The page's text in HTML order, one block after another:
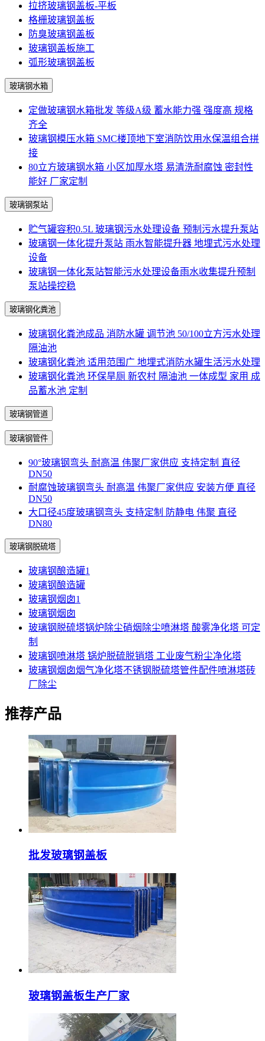
拉挤玻璃钢盖板-平板
格栅玻璃钢盖板
防臭玻璃钢盖板
玻璃钢盖板施工
弧形玻璃钢盖板
玻璃钢水箱
定做玻璃钢水箱批发 等级A级 蓄水能力强 强度高 规格
齐全
玻璃钢模压水箱 SMC楼顶地下室消防饮用水保温组合拼
接
80立方玻璃钢水箱 小区加厚水塔 易清洗耐腐蚀 密封性
能好 厂家定制
玻璃钢泵站
贮气罐容积0.5L 玻璃钢污水处理设备 预制污水提升泵站
玻璃钢一体化提升泵站 雨水智能提升器 地埋式污水处理
设备
玻璃钢一体化泵站智能污水处理设备雨水收集提升预制
泵站操控稳
玻璃钢化粪池
玻璃钢化粪池成品 消防水罐 调节池 50/100立方污水处理
隔油池
玻璃钢化粪池 适用范围广 地埋式消防水罐生活污水处理
玻璃钢化粪池 环保旱厕 新农村 隔油池 一体成型 家用 成
品蓄水池 定制
玻璃钢管道
玻璃钢管件
90°玻璃钢弯头 耐高温 伟聚厂家供应 支持定制 直径
DN50
耐腐蚀玻璃钢弯头 耐高温 伟聚厂家供应 安装方便 直径
DN50
大口径45度玻璃钢弯头 支持定制 防静电 伟聚 直径
DN80
玻璃钢脱硫塔
玻璃钢酿造罐1
玻璃钢酿造罐
玻璃钢烟囱1
玻璃钢烟囱
玻璃钢脱硫塔锅炉除尘硝烟除尘喷淋塔 酸雾净化塔 可定
制
玻璃钢喷淋塔 锅炉脱硫脱销塔 工业废气粉尘净化塔
玻璃钢烟囱烟气净化塔不锈钢脱硫塔管件配件喷淋塔砖
厂除尘
推荐产品
批发玻璃钢盖板
玻璃钢盖板生产厂家